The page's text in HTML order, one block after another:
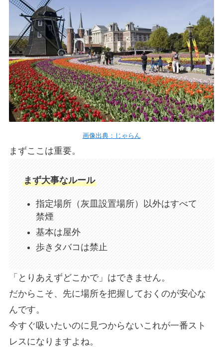
画像出典：じゃらん
まずここは重要。
まず大事なルール
指定場所（灰皿設置場所）以外はすべて
禁煙
基本は屋外
歩きタバコは禁止
「とりあえずどこかで」はできません。
だからこそ、先に場所を把握しておくのが安心な
んです。
今すぐ吸いたいのに見つからないこれが一番スト
レスになりますよね。